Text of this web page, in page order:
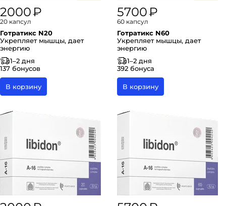
2000 ₽
20 капсул
Готратикс N20
Укрепляет мышцы, дает
энергию
1–2 дня
137 бонусов
В корзину
5700 ₽
60 капсул
Готратикс N60
Укрепляет мышцы, дает
энергию
1–2 дня
392 бонуса
В корзину